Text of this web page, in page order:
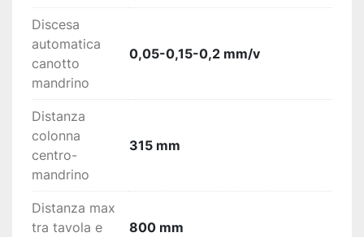
Discesa
automatica
canotto
mandrino
0,05-0,15-0,2 mm/v
Distanza
colonna
centro-
mandrino
315 mm
Distanza max
tra tavola e
800 mm